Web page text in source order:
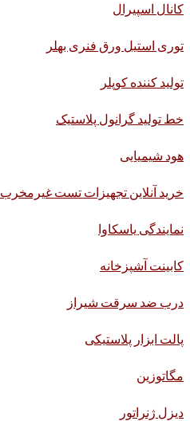
کانال اسپیرال
توری استیل ورق فنری بهلر
تولید کننده کوپلر
خط تولید گرانول پلاستیک
هود شیمیایی
خرید آنلاین تجهیزات تست غیرمخرب NDT
نمایندگی یاسکاوا
کابینت آشپزخانه
درب ضد سرقت شیراز
پالت ابزار پلاستیکی
مگاتوزین
دیزل ژنراتور